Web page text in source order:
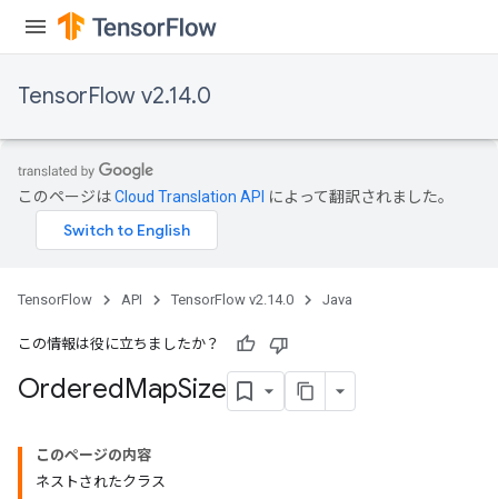
TensorFlow v2.14.0
このページはCloud Translation API によって翻訳されました。
TensorFlow API TensorFlow v2.14.0 Java
この情報は役に立ちましたか？
OrderedMapSize
このページの内容
ネストされたクラス